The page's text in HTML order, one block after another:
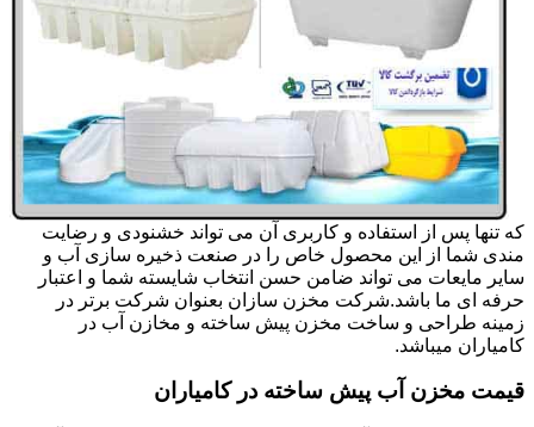
که تنها پس از استفاده و کاربری آن می تواند خشنودی و رضایت
مندی شما از این محصول خاص را در صنعت ذخیره سازی آب و
سایر مایعات می تواند ضامن حسن انتخاب شایسته شما و اعتبار
حرفه ای ما باشد.شرکت مخزن سازان بعنوان شرکت برتر در
زمینه طراحی و ساخت مخزن پیش ساخته و مخازن آب در
کامیاران میباشد.
قیمت مخزن آب پیش ساخته در کامیاران